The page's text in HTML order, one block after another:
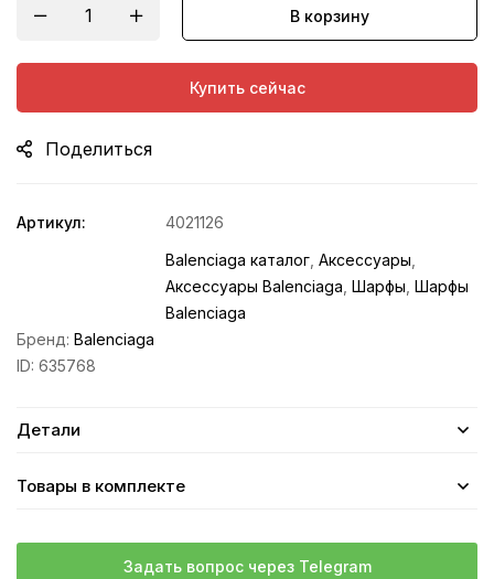
В корзину
Купить сейчас
Поделиться
Артикул:
4021126
Balenciaga каталог Аксессуары
Аксессуары Balenciaga Шарфы Шарфы
Balenciaga
Бренд: Balenciaga
ID: 635768
Детали
Товары в комплекте
Задать вопрос через Telegram